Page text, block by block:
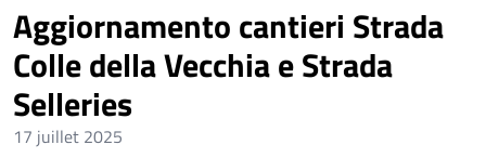
Aggiornamento cantieri Strada
Colle della Vecchia e Strada
Selleries
17 juillet 2025